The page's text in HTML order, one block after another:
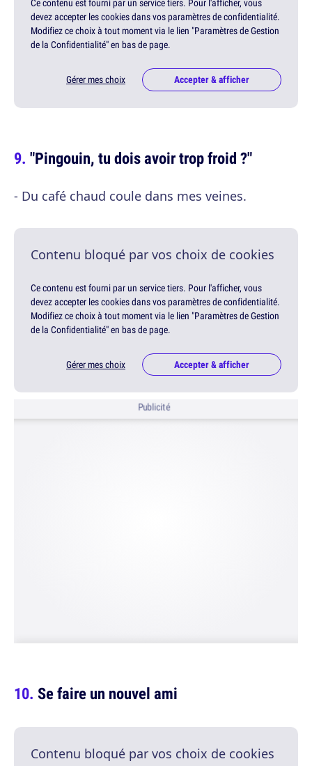
Ce contenu est fourni par un service tiers. Pour l'afficher, vous
devez accepter les cookies dans vos paramètres de confidentialité.
Modifiez ce choix à tout moment via le lien "Paramètres de Gestion
de la Confidentialité" en bas de page.
Gérer mes choix Accepter & afficher
"Pingouin, tu dois avoir trop froid ?"
- Du café chaud coule dans mes veines.
Contenu bloqué par vos choix de cookies
Ce contenu est fourni par un service tiers. Pour l'afficher, vous
devez accepter les cookies dans vos paramètres de confidentialité.
Modifiez ce choix à tout moment via le lien "Paramètres de Gestion
de la Confidentialité" en bas de page.
Gérer mes choix Accepter & afficher
Publicité
Se faire un nouvel ami
Contenu bloqué par vos choix de cookies